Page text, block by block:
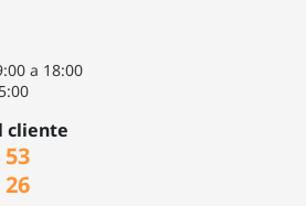
a 18:00
cliente
53
26